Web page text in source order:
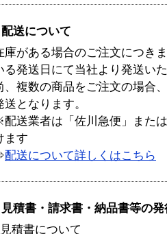
配送について
庫がある場合のご注文につき
る発送日にて当社より発送い
、複数の商品をご注文の場合
送となります。
送業者は「佐川急便」また
ます
配送について詳しくはこちら
見積書・請求書・納品書等の
積書について